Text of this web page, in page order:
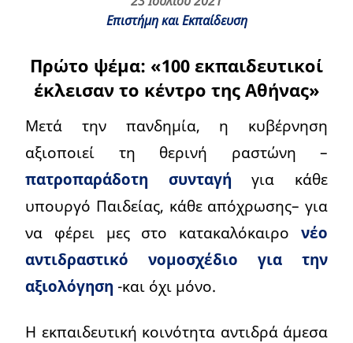
Επιστήμη και Εκπαίδευση
Πρώτο ψέμα: «100 εκπαιδευτικοί
έκλεισαν το κέντρο της Αθήνας»
Μετά την πανδημία, η κυβέρνηση
αξιοποιεί τη θερινή ραστώνη –
πατροπαράδοτη συνταγή για κάθε
υπουργό Παιδείας, κάθε απόχρωσης– για
να φέρει μες στο κατακαλόκαιρο νέο
αντιδραστικό νομοσχέδιο για την
αξιολόγηση -και όχι μόνο.
Η εκπαιδευτική κοινότητα αντιδρά άμεσα